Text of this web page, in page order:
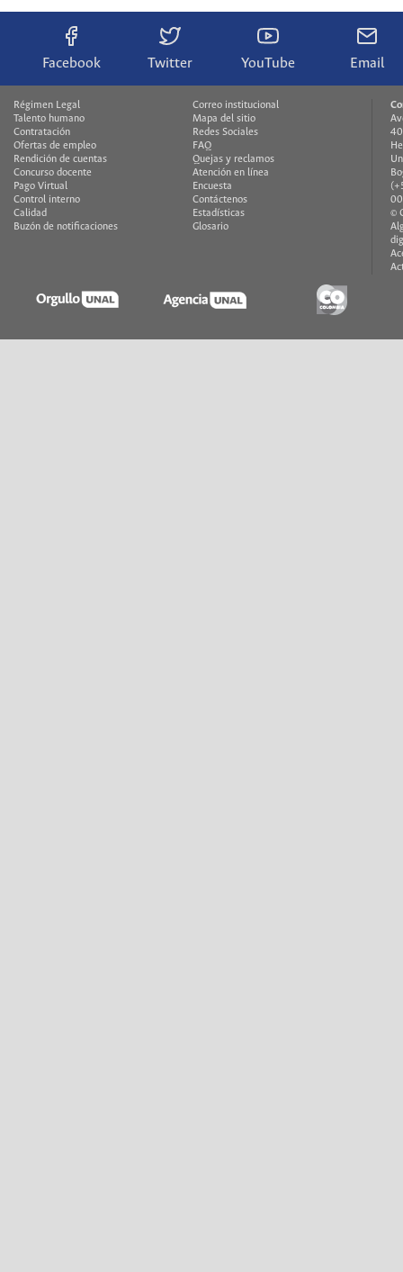
Facebook Twitter YouTube Email
Régimen Legal
Talento humano
Contratación
Ofertas de empleo
Rendición de cuentas
Concurso docente
Pago Virtual
Control interno
Calidad
Buzón de notificaciones
Correo institucional
Mapa del sitio
Redes Sociales
FAQ
Quejas y reclamos
Atención en línea
Encuesta
Contáctenos
Estadísticas
Glosario
©